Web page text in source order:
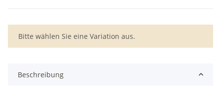
x
Bitte wählen Sie eine Variation aus.
Beschreibung